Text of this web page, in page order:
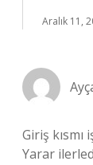
Aralık 11,
Giriş
Yarar